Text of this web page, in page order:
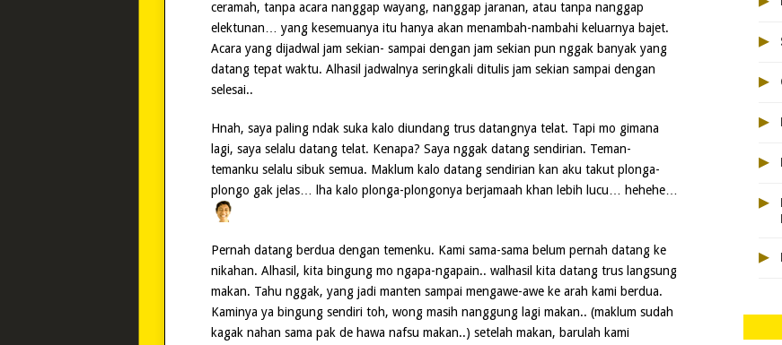
ceramah, tanpa acara nanggap wayang, nanggap jaranan, atau tanpa nanggap
elektunan… yang kesemuanya itu hanya akan menambah-nambahi keluarnya bajet.
Acara yang dijadwal jam sekian- sampai dengan jam sekian pun nggak banyak yang
datang tepat waktu. Alhasil jadwalnya seringkali ditulis jam sekian sampai dengan
selesai..
Hnah, saya paling ndak suka kalo diundang trus datangnya telat. Tapi mo gimana
lagi, saya selalu datang telat. Kenapa? Saya nggak datang sendirian. Teman-
temanku selalu sibuk semua. Maklum kalo datang sendirian kan aku takut plonga-
plongo gak jelas… lha kalo plonga-plongonya berjamaah khan lebih lucu… hehehe…
Pernah datang berdua dengan temenku. Kami sama-sama belum pernah datang ke
nikahan. Alhasil, kita bingung mo ngapa-ngapain.. walhasil kita datang trus langsung
makan. Tahu nggak, yang jadi manten sampai mengawe-awe ke arah kami berdua.
Kaminya ya bingung sendiri toh, wong masih nanggung lagi makan.. (maklum sudah
kagak nahan sama pak de hawa nafsu makan..) setelah makan, barulah kami
▸
▸
▸
▸
▸
▸